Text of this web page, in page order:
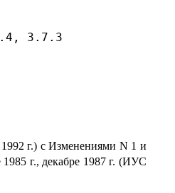
3.7.3
г.) с Изменениями N 1 и
г., декабре 1987 г. (ИУС